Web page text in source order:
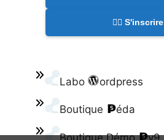
✍🏻 S'inscrire
Labo ordpress
Boutique éda
Boutique Démo v9